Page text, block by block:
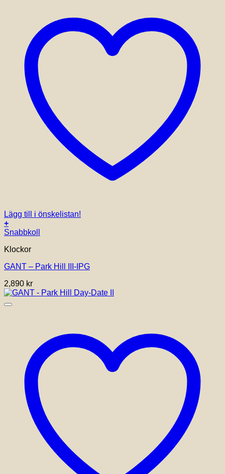
Lägg till i önskelistan!
+
Snabbkoll
Klockor
GANT – Park Hill III-IPG
2,890 kr